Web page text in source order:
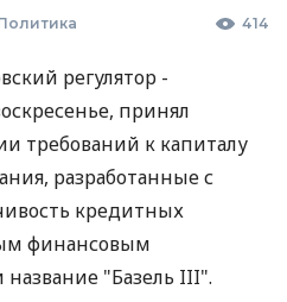
414
регулятор -
принял
требований к капиталу
разработанные с
кредитных
финансовым
"Базель III".